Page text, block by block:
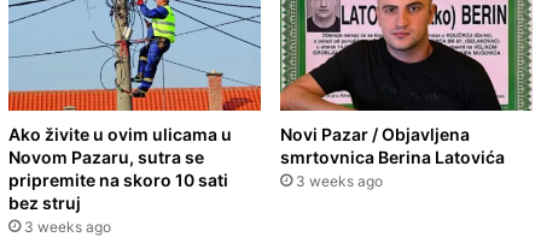
Ako živite u ovim ulicama u
Novom Pazaru, sutra se
pripremite na skoro 10 sati
bez struj
3 weeks ago
Novi Pazar / Objavljena
smrtovnica Berina Latovića
3 weeks ago